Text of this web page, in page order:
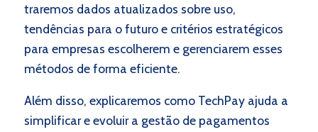
traremos dados atualizados sobre uso,
tendências para o futuro e critérios estratégicos
para empresas escolherem e gerenciarem esses
métodos de forma eficiente.
Além disso, explicaremos como TechPay ajuda a
simplificar e evoluir a gestão de pagamentos